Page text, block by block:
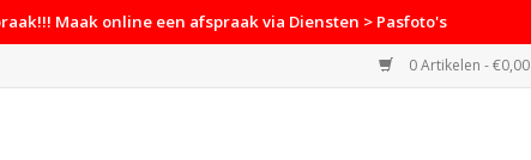
Maak online een afspraak via Diensten > Pasfoto's
0 Artikelen - €0,00